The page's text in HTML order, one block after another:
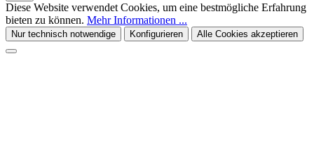
Diese Website verwendet Cookies, um eine bestmögliche Erfahrung
bieten zu können. Mehr Informationen ...
Nur technisch notwendige Konfigurieren Alle Cookies akzeptieren